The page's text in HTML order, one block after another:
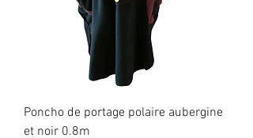
Poncho de portage polaire aubergine
et noir 0.8m